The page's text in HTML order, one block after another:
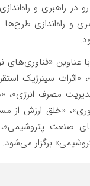
راهبری و
و راه‌اندازی
تخصصی با عناوین
سینرژیک
مصرف
«خلق ارزش از
پتروشیمی»،
برگزار می‌شود.